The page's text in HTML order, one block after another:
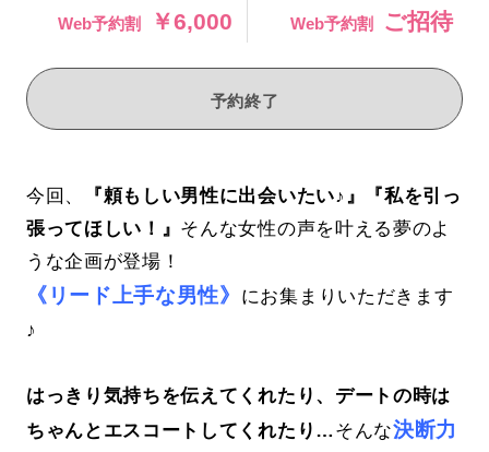
Web予約割
￥6,000
Web予約割
ご招待
予約終了
今回、
『頼もしい男性に出会いたい♪』『私を引っ
張ってほしい！』 そんな女性の声を叶える夢のよ
うな企画が登場！
《リード上手な男性》 にお集まりいただきます
♪
はっきり気持ちを伝えてくれたり、デートの時は
ちゃんとエスコートしてくれたり… そんな決断力